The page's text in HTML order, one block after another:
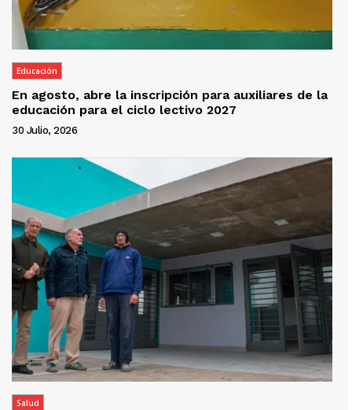
Educación
En agosto, abre la inscripción para auxiliares de la
educación para el ciclo lectivo 2027
30 Julio, 2026
Salud